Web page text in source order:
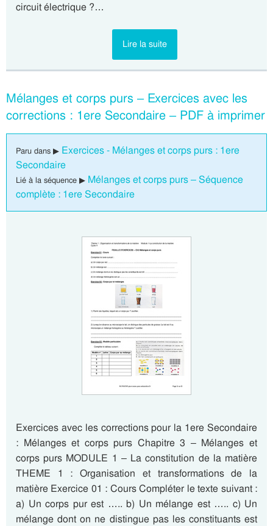
circuit électrique ?…
Lire la suite
Mélanges et corps purs – Exercices avec les
corrections : 1ere Secondaire – PDF à imprimer
Paru dans ▶ Exercices - Mélanges et corps purs : 1ere
Secondaire
Lié à la séquence ▶ Mélanges et corps purs – Séquence
complète : 1ere Secondaire
Exercices avec les corrections pour la 1ere Secondaire
: Mélanges et corps purs Chapitre 3 – Mélanges et
corps purs MODULE 1 – La constitution de la matière
THEME 1 : Organisation et transformations de la
matière Exercice 01 : Cours Compléter le texte suivant :
a) Un corps pur est ….. b) Un mélange est ….. c) Un
mélange dont on ne distingue pas les constituants est